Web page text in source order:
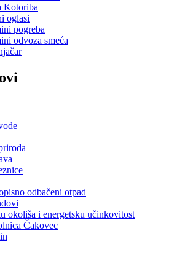
Kotoriba
oglasi
pogreba
odvoza smeća
odbačeni otpad
okoliša i energetsku učinkovitost
Čakovec